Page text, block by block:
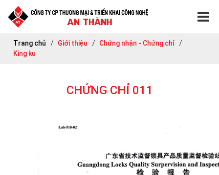
Trang chủ Giới thiệu
Chứng nhận - Chứng chỉ
King ku
CHỨNG CHỈ 011